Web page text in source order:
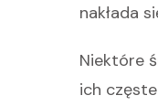
nakłada
Niektóre
ich